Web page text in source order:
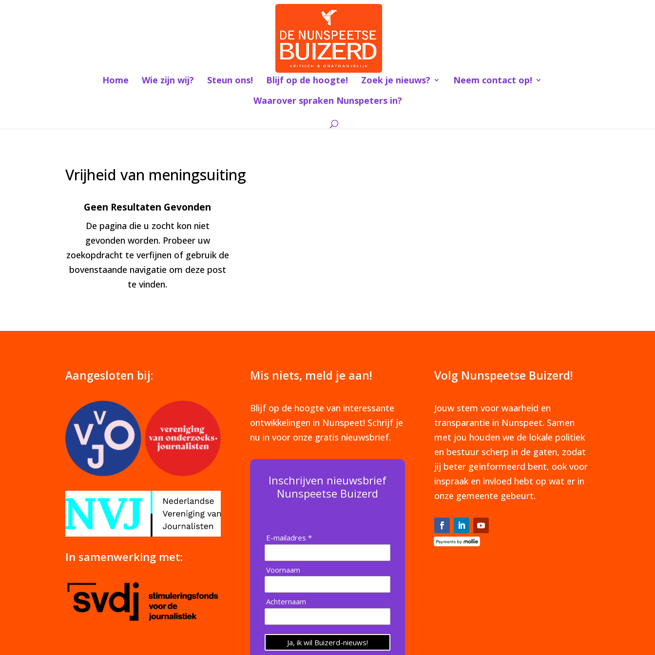
Home Wie zijn wij? Steun ons! Blijf op de hoogte! Zoek je nieuws?
Neem contact op!
Waarover spraken Nunspeters in?
Vrijheid van meningsuiting
Geen Resultaten Gevonden
De pagina die u zocht kon niet
gevonden worden. Probeer uw
zoekopdracht te verfijnen of gebruik de
bovenstaande navigatie om deze post
te vinden.
Aangesloten bij:
In samenwerking met:
Mis niets, meld je aan!
Blijf op de hoogte van interessante
ontwikkelingen in Nunspeet! Schrijf je
nu in voor onze gratis nieuwsbrief.
Inschrijven nieuwsbrief
Nunspeetse Buizerd
E-mailadres *
Voornaam
Achternaam
Ja, ik wil Buizerd-nieuws!
Volg Nunspeetse Buizerd!
Jouw stem voor waarheid en
transparantie in Nunspeet. Samen
met jou houden we de lokale politiek
en bestuur scherp in de gaten, zodat
jij beter geïnformeerd bent, ook voor
inspraak en invloed hebt op wat er in
onze gemeente gebeurt.